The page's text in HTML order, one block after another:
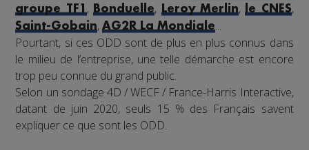
groupe TF1 , Bonduelle, Leroy Merlin, le CNES,
Saint-Gobain,AG2R La Mondiale...
Pourtant, si ces ODD sont de plus en plus connus dans
le milieu de l’entreprise, une telle démarche est encore
trop peu connue du grand public.
Selon un sondage 4D / WECF / France-Harris Interactive,
datant de juin 2020, seuls 15 % des Français savent
expliquer ce que sont les ODD.